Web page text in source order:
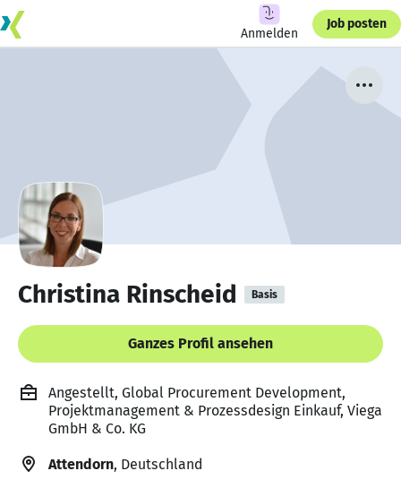
Anmelden
Job posten
Christina Rinscheid Basis
Ganzes Profil ansehen
Angestellt, Global Procurement Development,
Projektmanagement & Prozessdesign Einkauf, Viega
GmbH & Co. KG
Attendorn, Deutschland